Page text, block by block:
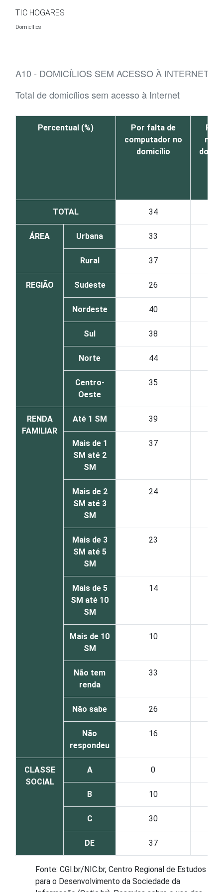
TIC HOGARES
Domicílios
A10 - DOMICÍLIOS SEM ACESSO À INTERNET,
Total de domicílios sem acesso à Internet
Percentual (%)
Por falta de
computador no
domicílio
Por
dos
TOTAL 34
ÁREA Urbana 33
Rural 37
REGIÃO Sudeste 26
Nordeste 40
Sul 38
Norte 44
Centro-
Oeste
35
RENDA
FAMILIAR
Até 1 SM 39
Mais de 1
SM até 2
SM
37
Mais de 2
SM até 3
SM
24
Mais de 3
SM até 5
SM
23
Mais de 5
SM até 10
SM
14
Mais de 10
SM
10
Não tem
renda
33
Não sabe 26
Não
respondeu
16
CLASSE
SOCIAL
A 0
B 10
C 30
DE 37
Fonte: CGI.br/NIC.br, Centro Regional de Estudos
para o Desenvolvimento da Sociedade da